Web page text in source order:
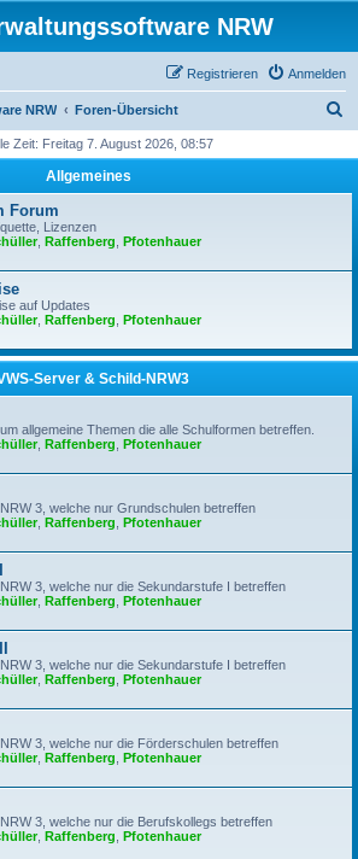
NRW
Anmelden
Registrieren
NRW Foren-Übersicht
h
Zeit: Freitag 7. August 2026, 08:57
Allgemeines
Forum
Lizenzen
, Raffenberg Pfotenhauer
auf Updates
, Raffenberg Pfotenhauer
Server & Schild-NRW3
allgemeine Themen die alle Schulformen betreffen.
, Raffenberg Pfotenhauer
3, welche nur Grundschulen betreffen
, Raffenberg Pfotenhauer
3, welche nur die Sekundarstufe I betreffen
, Raffenberg Pfotenhauer
3, welche nur die Sekundarstufe I betreffen
, Raffenberg Pfotenhauer
3, welche nur die Förderschulen betreffen
, Raffenberg Pfotenhauer
3, welche nur die Berufskollegs betreffen
, Raffenberg Pfotenhauer